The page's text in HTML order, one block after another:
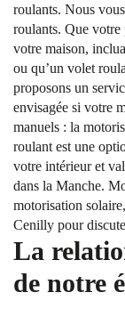
roulants. Nous
roulants. Que votre
votre maison,
ou qu’un volet
proposons un
envisagée si votre
manuels : la
roulant est une
votre intérieur et
dans la Manche.
motorisation
Cenilly pour
La
de notre